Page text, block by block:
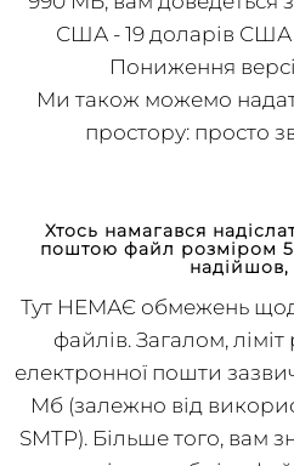
облікового запису 190
990 МБ, вам доведеться
США - 19 доларів США
Пониження
Ми також можемо
Хтось намагався
Тут НЕМАЄ обмежень
файлів. Загалом,
електронної пошти
Мб (залежно від